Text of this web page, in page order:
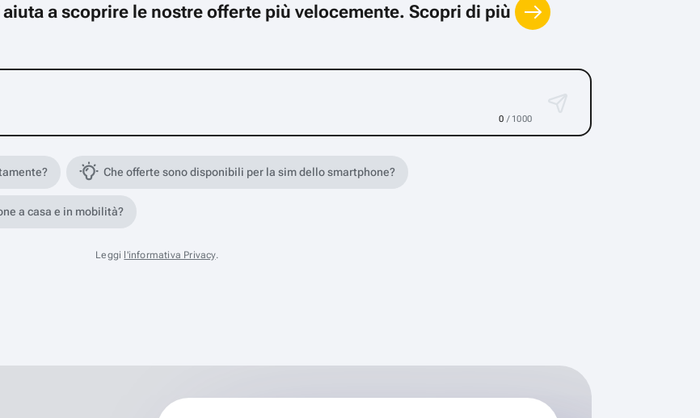
a scoprire le nostre offerte più velocemente. Scopri di più
0 / 1000
Che offerte sono disponibili per la sim dello smartphone?
a casa e in mobilità?
Leggi l'informativa Privacy.